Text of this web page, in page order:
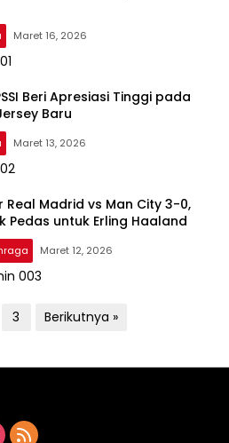
Maret 16, 2026
Beri Apresiasi Tinggi pada
Baru
Maret 13, 2026
Real Madrid vs Man City 3-0,
Pedas untuk Erling Haaland
Maret 12, 2026
003
3 Berikutnya »